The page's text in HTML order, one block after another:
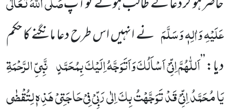
عَلَیْہِ وَاٰلِہٖ وَسَلَّمَ نے انہیں اس طرح دعا مانگنے کا حکم
دیا: ’’اَللّٰہُمَّ اِنِّیْ اَسْاَلُکَ وَاَتَوَجَّہُ اِلَیْکَ بِمُحَمَّدٍ نَّبِیِّ الرَّحْمَۃِ
یَا مُحَمَّدُ اِنِّیْ قَدْ تَوَجَّہْتُ بِکَ اِلٰی رَبِّیْ فِیْ حَاجَتِیْ ہَذِہٖ لِتُقْضٰی